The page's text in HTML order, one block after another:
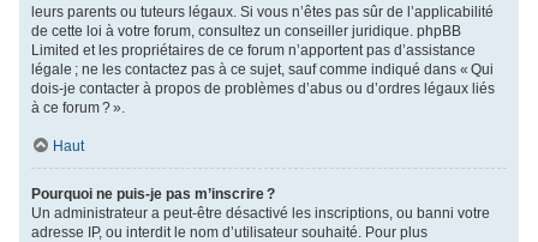
leurs parents ou tuteurs légaux. Si vous n’êtes pas sûr de l’applicabilité
de cette loi à votre forum, consultez un conseiller juridique. phpBB
Limited et les propriétaires de ce forum n’apportent pas d’assistance
légale ; ne les contactez pas à ce sujet, sauf comme indiqué dans « Qui
dois-je contacter à propos de problèmes d’abus ou d’ordres légaux liés
à ce forum ? ».
Haut
Pourquoi ne puis-je pas m’inscrire ?
Un administrateur a peut-être désactivé les inscriptions, ou banni votre
adresse IP, ou interdit le nom d’utilisateur souhaité. Pour plus